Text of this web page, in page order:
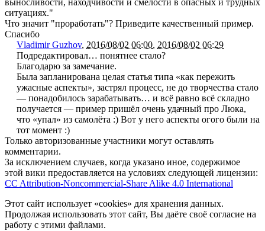
выносливости, находчивости и смелости в опасных и трудных
ситуациях."
Что значит "проработать"? Приведите качественный пример.
Спасибо
Vladimir Guzhov, 2016/08/02 06:00, 2016/08/02 06:29
Подредактировал… понятнее стало?
Благодарю за замечание.
Была запланирована целая статья типа «как пережить
ужасные аспекты», застрял процесс, не до творчества стало
— понадобилось зарабатывать… и всё равно всё складно
получается — пример пришёл очень удачный про Люка,
что «упал» из самолёта :) Вот у него аспекты огого были на
тот момент :)
Только авторизованные участники могут оставлять
комментарии.
За исключением случаев, когда указано иное, содержимое
этой вики предоставляется на условиях следующей лицензии:
CC Attribution-Noncommercial-Share Alike 4.0 International
Этот сайт использует «cookies» для хранения данных.
Продолжая использовать этот сайт, Вы даёте своё согласие на
работу с этими файлами.